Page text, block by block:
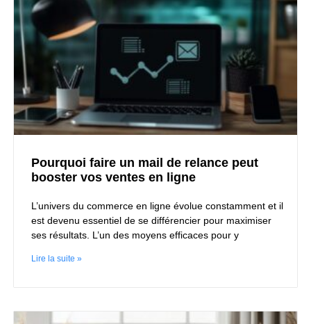
Pourquoi faire un mail de relance peut
booster vos ventes en ligne
L’univers du commerce en ligne évolue constamment et il
est devenu essentiel de se différencier pour maximiser
ses résultats. L’un des moyens efficaces pour y
Lire la suite »